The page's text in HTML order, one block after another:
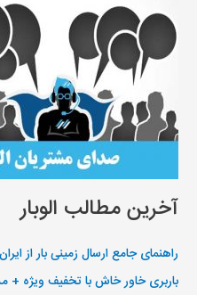
آخرین مطالب الوبار
راهنمای جامع ارسال زمینی بار از
باربری خاور خاش با تخفیف ویژه +